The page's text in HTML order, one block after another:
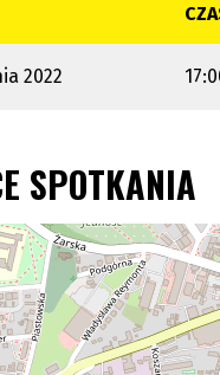
2022
SPOTKANIA